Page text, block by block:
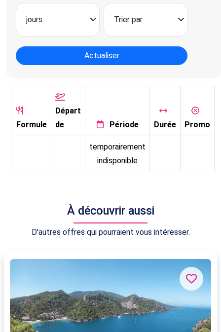
Actualiser
Formule
Départ
de
Période Durée Promo
temporairement
indisponible
À découvrir aussi
D'autres offres qui pourraient vous intéresser.